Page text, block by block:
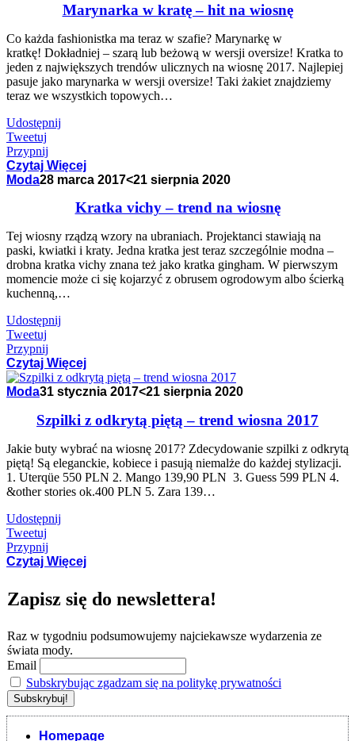
Marynarka w kratę – hit na wiosnę
Co każda fashionistka ma teraz w szafie? Marynarkę w
kratkę! Dokładniej – szarą lub beżową w wersji oversize! Kratka to
jeden z największych trendów ulicznych na wiosnę 2017. Najlepiej
pasuje jako marynarka w wersji oversize! Taki żakiet znajdziemy
teraz we wszystkich topowych…
Udostępnij
Tweetuj
Przypnij
Czytaj Więcej
Moda28 marca 2017<21 sierpnia 2020
Kratka vichy – trend na wiosnę
Tej wiosny rządzą wzory na ubraniach. Projektanci stawiają na
paski, kwiatki i kraty. Jedna kratka jest teraz szczególnie modna –
drobna kratka vichy znana też jako kratka gingham. W pierwszym
momencie może ci się kojarzyć z obrusem ogrodowym albo ścierką
kuchenną,…
Udostępnij
Tweetuj
Przypnij
Czytaj Więcej
Moda31 stycznia 2017<21 sierpnia 2020
Szpilki z odkrytą piętą – trend wiosna 2017
Jakie buty wybrać na wiosnę 2017? Zdecydowanie szpilki z odkrytą
piętą! Są eleganckie, kobiece i pasują niemalże do każdej stylizacji.
1. Uterqüe 550 PLN 2. Mango 139,90 PLN 3. Guess 599 PLN 4.
&other stories ok.400 PLN 5. Zara 139…
Udostępnij
Tweetuj
Przypnij
Czytaj Więcej
Zapisz się do newslettera!
Raz w tygodniu podsumowujemy najciekawsze wydarzenia ze
świata mody.
Email
Subskrybując zgadzam się na politykę prywatności
Homepage